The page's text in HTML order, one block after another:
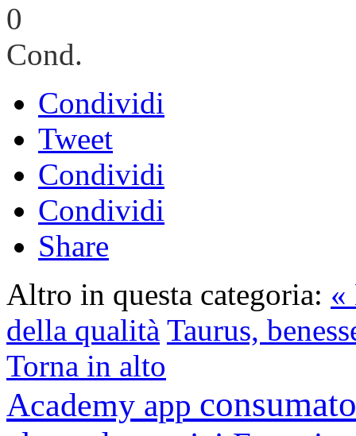
0
Cond.
Condividi
Tweet
Condividi
Condividi
Share
Altro in questa categoria: «
della qualità Taurus,
Torna in alto
Academy app